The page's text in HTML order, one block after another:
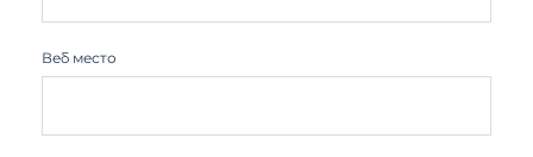
Веб место